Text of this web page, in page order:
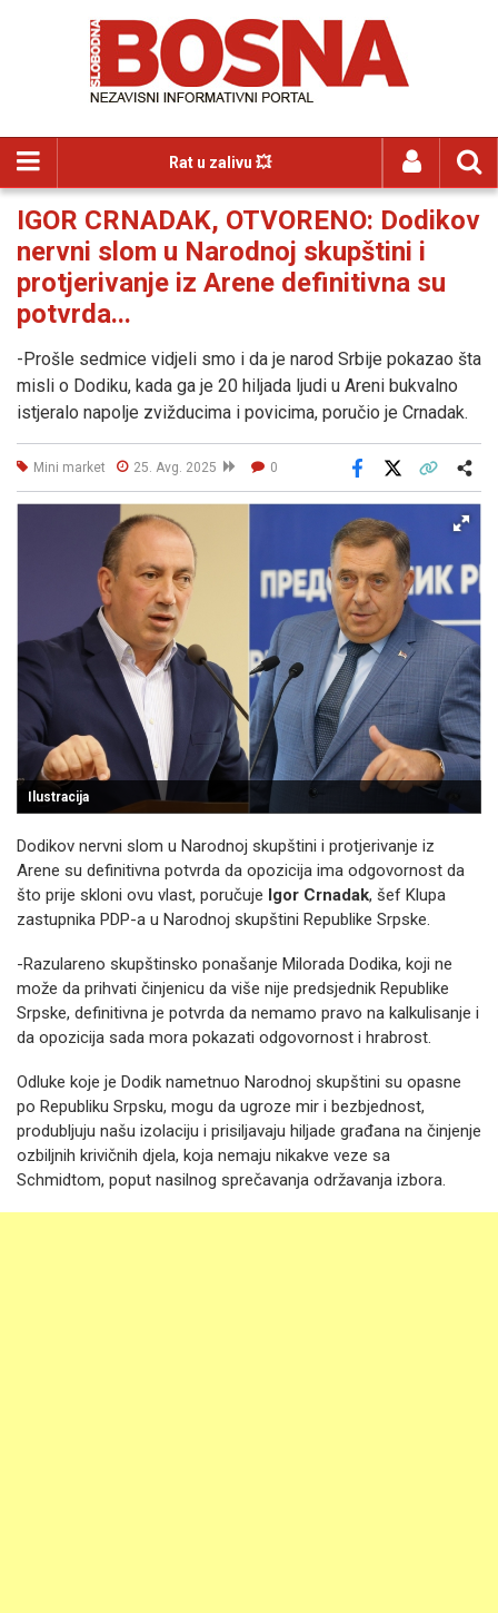
Rat u zalivu 💥
IGOR CRNADAK, OTVORENO: Dodikov
nervni slom u Narodnoj skupštini i
protjerivanje iz Arene definitivna su
potvrda...
-Prošle sedmice vidjeli smo i da je narod Srbije pokazao šta
misli o Dodiku, kada ga je 20 hiljada ljudi u Areni bukvalno
istjeralo napolje zvižducima i povicima, poručio je Crnadak.
Mini market 25. Avg. 2025 0
Facebook
Ilustracija
Dodikov nervni slom u Narodnoj skupštini i protjerivanje iz
Arene su definitivna potvrda da opozicija ima odgovornost da
što prije skloni ovu vlast, poručuje Igor Crnadak, šef Klupa
zastupnika PDP-a u Narodnoj skupštini Republike Srpske.
-Razulareno skupštinsko ponašanje Milorada Dodika, koji ne
može da prihvati činjenicu da više nije predsjednik Republike
Srpske, definitivna je potvrda da nemamo pravo na kalkulisanje i
da opozicija sada mora pokazati odgovornost i hrabrost.
Odluke koje je Dodik nametnuo Narodnoj skupštini su opasne
po Republiku Srpsku, mogu da ugroze mir i bezbjednost,
produbljuju našu izolaciju i prisiljavaju hiljade građana na činjenje
ozbiljnih krivičnih djela, koja nemaju nikakve veze sa
Schmidtom, poput nasilnog sprečavanja održavanja izbora.